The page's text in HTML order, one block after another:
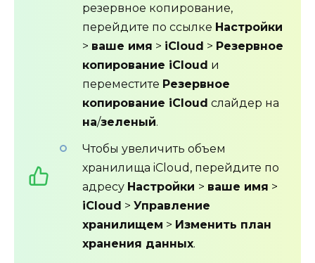
резервное копирование,
перейдите по ссылке Настройки
> ваше имя > iCloud > Резервное
копирование iCloud и
переместите Резервное
копирование iCloud слайдер на
на/зеленый.
Чтобы увеличить объем
хранилища iCloud, перейдите по
адресу Настройки > ваше имя >
iCloud > Управление
хранилищем > Изменить план
хранения данных.